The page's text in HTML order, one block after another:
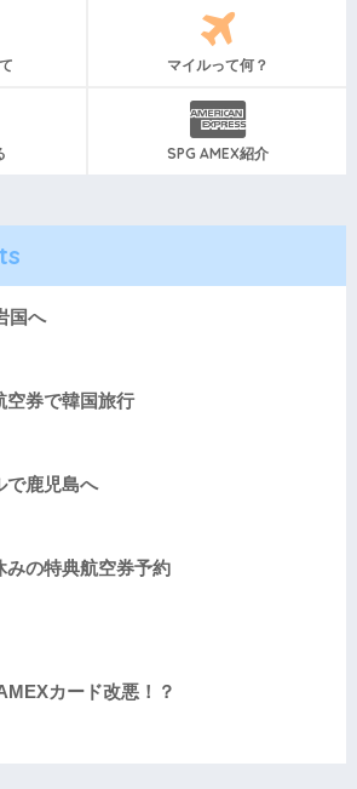
マイルって何？
SPG AMEX紹介
国へ
空券で韓国旅行
で鹿児島へ
みの特典航空券予約
カード改悪！？